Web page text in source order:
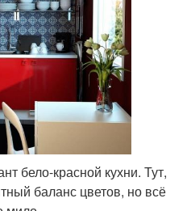
бело-красной кухни. Тут,
баланс цветов, но всё